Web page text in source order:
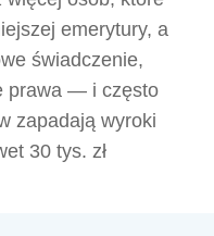
emerytury, a
świadczenie,
prawa — i często
zapadają wyroki
30 tys. zł